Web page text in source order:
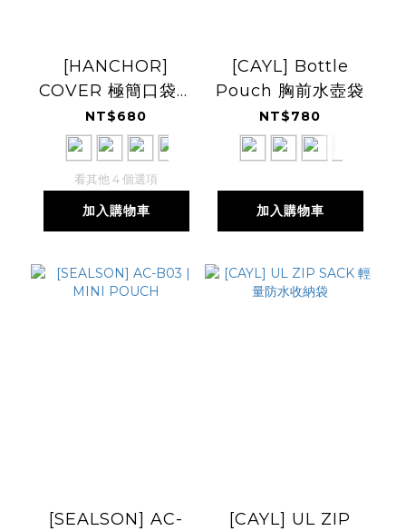
[HANCHOR]
COVER 極簡口袋錢
包
NT$680
看其他 4 個選項
加入購物車
[CAYL] Bottle
Pouch 胸前水壺袋
NT$780
加入購物車
[SEALSON] AC-
[CAYL] UL ZIP